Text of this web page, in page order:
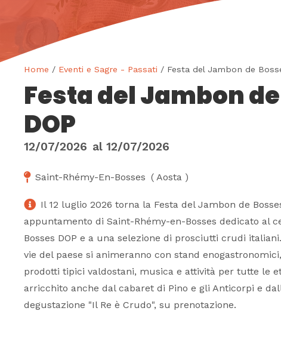
Home / Eventi e Sagre - Passati / Festa del Jambon de
Festa del Jambon
DOP
12/07/2026 al 12/07/2026
Saint-Rhémy-En-Bosses ( Aosta )
Il 12 luglio 2026 torna la Festa del Jambon de
appuntamento di Saint-Rhémy-en-Bosses dedicato al
Bosses DOP e a una selezione di prosciutti crudi
vie del paese si animeranno con stand
prodotti tipici valdostani, musica e attività per tutte le
arricchito anche dal cabaret di Pino e gli Anticorpi e
degustazione "Il Re è Crudo", su prenotazione.